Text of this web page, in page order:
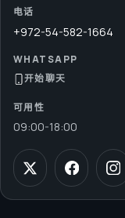
电话
+972-54-582-1664
WHATSAPP
开始聊天
可用性
09:00-18:00